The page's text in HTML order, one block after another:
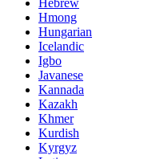
Hebrew
Hmong
Hungarian
Icelandic
Igbo
Javanese
Kannada
Kazakh
Khmer
Kurdish
Kyrgyz